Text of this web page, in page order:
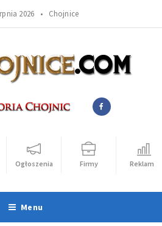
2026 • Chojnice
Ogłoszenia Firmy Reklama
Menu